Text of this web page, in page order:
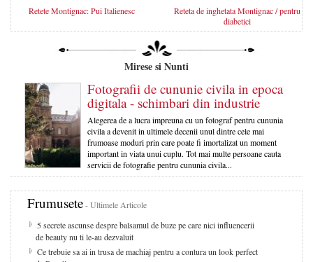
Retete Montignac: Pui Italienesc
Reteta de inghetata Montignac / pentru
diabetici
Mirese si Nunti
Fotografii de cununie civila in epoca
digitala - schimbari din industrie
Alegerea de a lucra impreuna cu un fotograf pentru cununia
civila a devenit in ultimele decenii unul dintre cele mai
frumoase moduri prin care poate fi imortalizat un moment
important in viata unui cuplu. Tot mai multe persoane cauta
servicii de fotografie pentru cununia civila...
Frumusete- Ultimele Articole
5 secrete ascunse despre balsamul de buze pe care nici influencerii
de beauty nu ti le-au dezvaluit
Ce trebuie sa ai in trusa de machiaj pentru a contura un look perfect